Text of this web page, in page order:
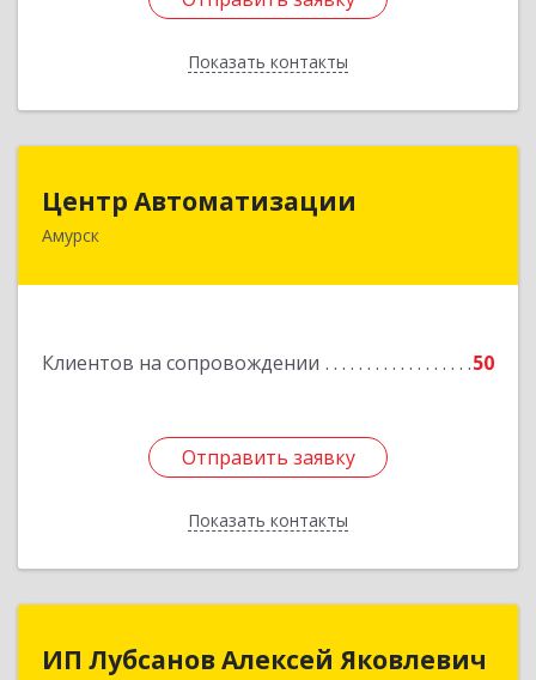
Показать контакты
Назад
Центр Автоматизации
Амурск
Клиентов на сопровождении 50
Отправить заявку
Показать контакты
682640, Хабаровский край, Амурск г, Мира пр-
Отправить заявку
Назад
ИП Лубсанов Алексей Яковлевич
ИП Лубсанов Алексей Яковлевич